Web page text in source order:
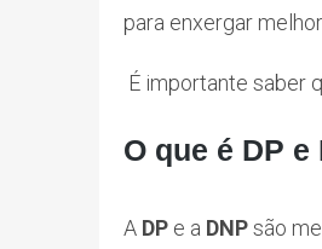
para enxergar
É importante saber
O que é DP e
A DP e a DNPsão